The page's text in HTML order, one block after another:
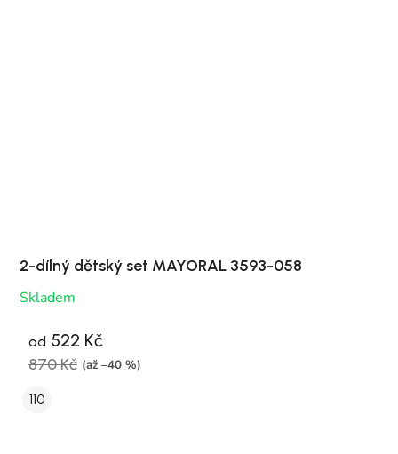
2-dílný dětský set MAYORAL 3593-058
Skladem
od 522 Kč
870 Kč (až –40 %)
110